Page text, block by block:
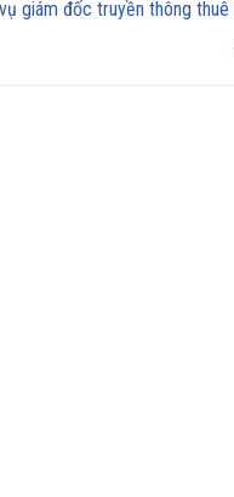
giám đốc truyền thông